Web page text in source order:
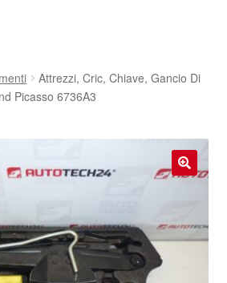
Attrezzi, Cric, Chiave, Gancio Di
Picasso 6736A3